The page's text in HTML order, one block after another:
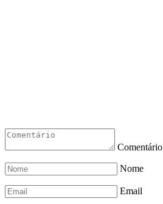
Comentário
Nome
Email